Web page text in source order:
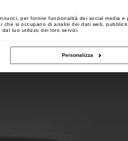
per fornire funzionalità dei social media
che si occupano di analisi dei dati web,
tuo utilizzo dei loro servizi.
Personalizza